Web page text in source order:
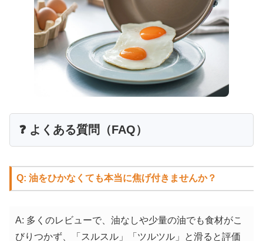
❓ よくある質問（FAQ）
Q: 油をひかなくても本当に焦げ付きませんか？
A: 多くのレビューで、油なしや少量の油でも食材がこ
びりつかず、「スルスル」「ツルツル」と滑ると評価